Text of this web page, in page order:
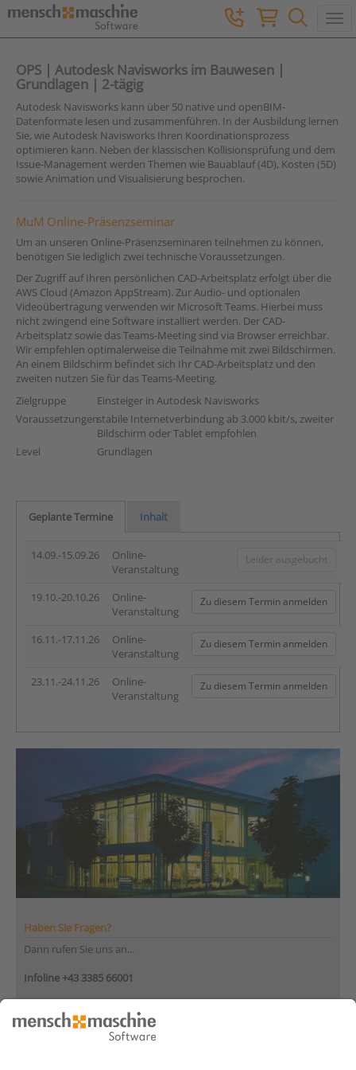
OPS | Autodesk Navisworks im Bauwesen |
Grundlagen | 2-tägig
Autodesk Navisworks kann über 50 native und openBIM-
Datenformate lesen und zusammenführen. In der Ausbildung lernen
Sie, wie Autodesk Navisworks Ihren Koordinationsprozess
optimieren kann. Neben der klassischen Kollisionsprüfung und dem
Issue-Management werden Themen wie Bauablauf (4D), Kosten (5D)
sowie Animation und Visualisierung besprochen.
MuM Online-Präsenzseminar
Um an unseren Online-Präsenzseminaren teilnehmen zu können,
benötigen Sie lediglich zwei technische Voraussetzungen.
Der Zugriff auf Ihren persönlichen CAD-Arbeitsplatz erfolgt über die
AWS Cloud (Amazon AppStream). Zur Audio- und optionalen
Videoübertragung verwenden wir Microsoft Teams. Hierbei muss
nicht zwingend eine Software installiert werden. Der CAD-
Arbeitsplatz sowie das Teams-Meeting sind via Browser erreichbar.
Wir empfehlen optimalerweise die Teilnahme mit zwei Bildschirmen.
An einem Bildschirm befindet sich Ihr CAD-Arbeitsplatz und den
zweiten nutzen Sie für das Teams-Meeting.
Zielgruppe
Einsteiger in Autodesk Navisworks
Voraussetzungenstabile Internetverbindung ab 3.000 kbit/s, zweiter
Bildschirm oder Tablet empfohlen
Level
Grundlagen
Geplante Termine Inhalt
14.09.-15.09.26
Online-
Veranstaltung
Leider ausgebucht
19.10.-20.10.26
Online-
Veranstaltung
Zu diesem Termin anmelden
16.11.-17.11.26
Online-
Veranstaltung
Zu diesem Termin anmelden
23.11.-24.11.26
Online-
Veranstaltung
Zu diesem Termin anmelden
Haben Sie Fragen?
Dann rufen Sie uns an...
Infoline +43 3385 66001
von 08:30 bis 12:00 Uhr
und 12:30 bis 17:00 Uhr